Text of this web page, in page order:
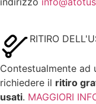
RITIRO
Contestualmente ad
richiedere il ritiro
usati. MAGGIORI